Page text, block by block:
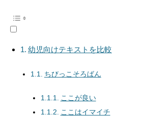
幼児向けテキストを比較
ちびっこそろばん
ここが良い
ここはイマイチ